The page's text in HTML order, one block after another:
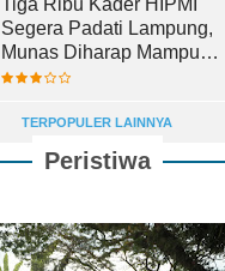
Tiga Ribu Kader HIPMI
Segera Padati Lampung,
Munas Diharap Mampu
Lahirkan Pemimpin Terbaik
TERPOPULER LAINNYA
Peristiwa